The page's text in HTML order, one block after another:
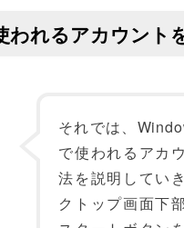
れるアカウント
それでは、
で使われるアカ
法を説明してい
クトップ画面下